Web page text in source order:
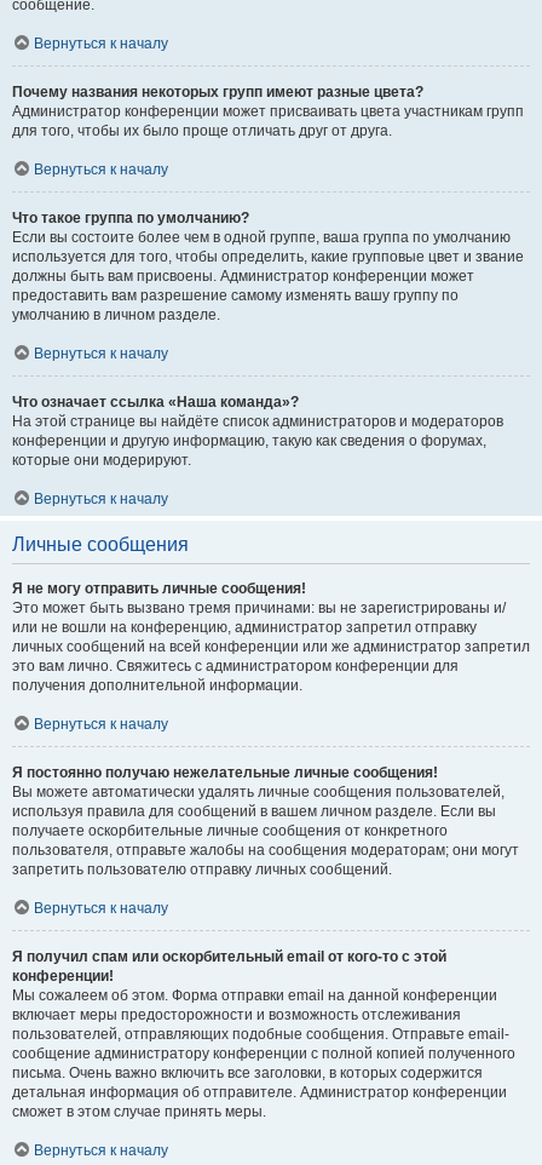
сообщение.
Вернуться к началу
Почему названия некоторых групп имеют разные цвета?
Администратор конференции может присваивать цвета участникам групп
для того, чтобы их было проще отличать друг от друга.
Вернуться к началу
Что такое группа по умолчанию?
Если вы состоите более чем в одной группе, ваша группа по умолчанию
используется для того, чтобы определить, какие групповые цвет и звание
должны быть вам присвоены. Администратор конференции может
предоставить вам разрешение самому изменять вашу группу по
умолчанию в личном разделе.
Вернуться к началу
Что означает ссылка «Наша команда»?
На этой странице вы найдёте список администраторов и модераторов
конференции и другую информацию, такую как сведения о форумах,
которые они модерируют.
Вернуться к началу
Личные сообщения
Я не могу отправить личные сообщения!
Это может быть вызвано тремя причинами: вы не зарегистрированы и/
или не вошли на конференцию, администратор запретил отправку
личных сообщений на всей конференции или же администратор запретил
это вам лично. Свяжитесь с администратором конференции для
получения дополнительной информации.
Вернуться к началу
Я постоянно получаю нежелательные личные сообщения!
Вы можете автоматически удалять личные сообщения пользователей,
используя правила для сообщений в вашем личном разделе. Если вы
получаете оскорбительные личные сообщения от конкретного
пользователя, отправьте жалобы на сообщения модераторам; они могут
запретить пользователю отправку личных сообщений.
Вернуться к началу
Я получил спам или оскорбительный email от кого-то с этой
конференции!
Мы сожалеем об этом. Форма отправки email на данной конференции
включает меры предосторожности и возможность отслеживания
пользователей, отправляющих подобные сообщения. Отправьте email-
сообщение администратору конференции с полной копией полученного
письма. Очень важно включить все заголовки, в которых содержится
детальная информация об отправителе. Администратор конференции
сможет в этом случае принять меры.
Вернуться к началу